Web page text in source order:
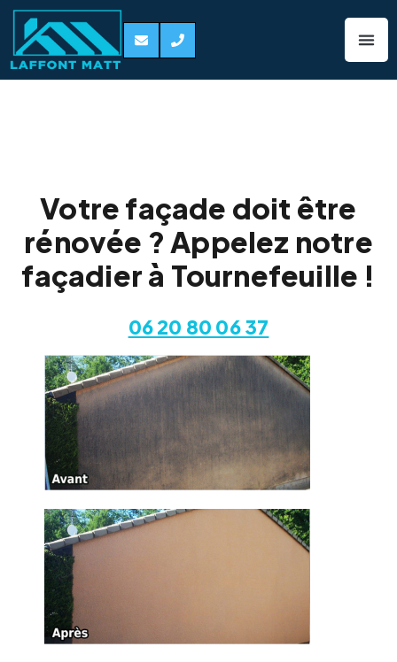
Votre façade doit être
rénovée ? Appelez notre
façadier à Tournefeuille !
06 20 80 06 37